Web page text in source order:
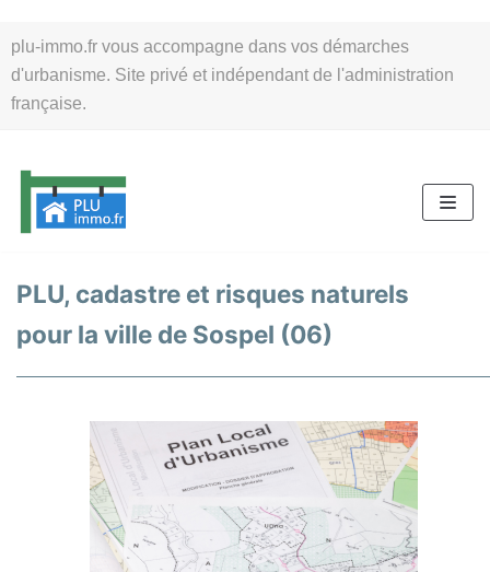
plu-immo.fr vous accompagne dans vos démarches
d'urbanisme. Site privé et indépendant de l'administration
française.
au
contenu
PLU, cadastre et risques naturels
pour la ville de Sospel (06)